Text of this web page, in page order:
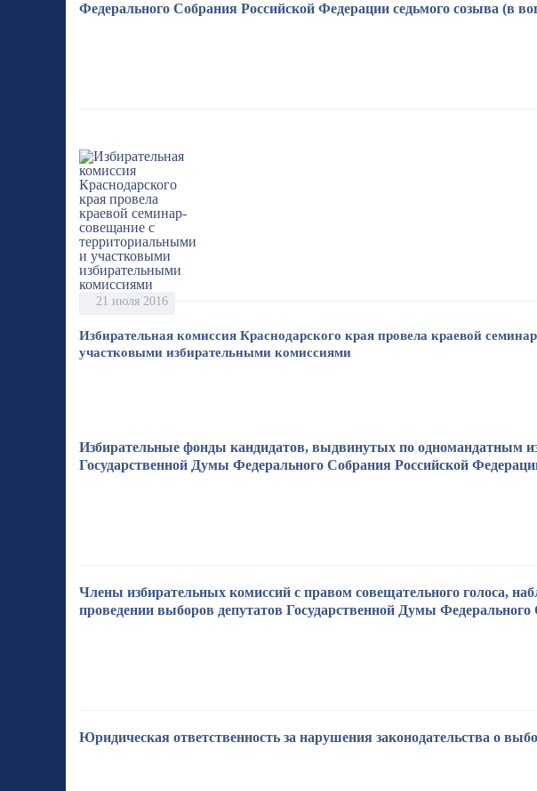
Федерального Собрания Российской Федерации седьмого созыва (в
21 июля 2016
Избирательная комиссия Краснодарского края провела краевой
участковыми избирательными комиссиями
Избирательные фонды кандидатов, выдвинутых по одномандатным
Государственной Думы Федерального Собрания Российской
Члены избирательных комиссий с правом совещательного голоса,
проведении выборов депутатов Государственной Думы
Юридическая ответственность за нарушения законодательства о